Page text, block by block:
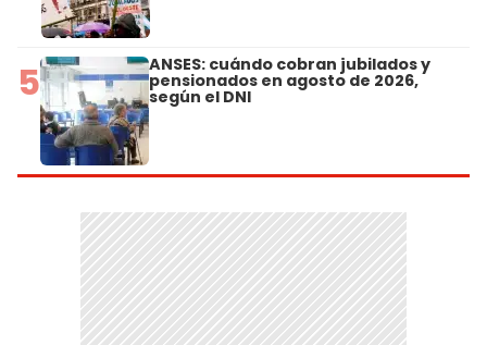
5 ANSES: cuándo cobran jubilados y
pensionados en agosto de 2026,
según el DNI